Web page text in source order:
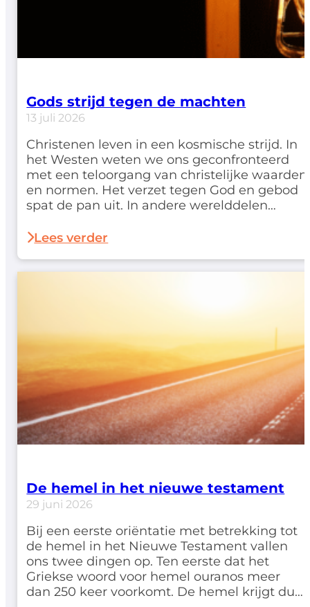
Gods strijd tegen de machten
13 juli 2026
Christenen leven in een kosmische strijd. In
het Westen weten we ons geconfronteerd
met een teloorgang van christelijke waarden
en normen. Het verzet tegen God en gebod
spat de pan uit. In andere werelddelen
vervolgd. Net als bij de eerste leerlingen in
Lees verder
De hemel in het nieuwe testament
29 juni 2026
Bij een eerste oriëntatie met betrekking tot
de hemel in het Nieuwe Testament vallen
ons twee dingen op. Ten eerste dat het
Griekse woord voor hemel ouranos meer
dan 250 keer voorkomt. De hemel krijgt dus